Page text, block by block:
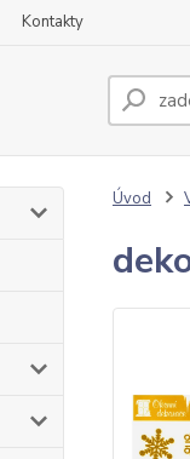
Kontakty
Úvod